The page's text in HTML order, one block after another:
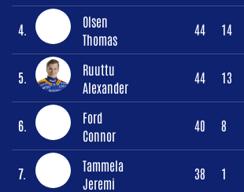
4.
Olsen
Thomas
44 14
5.
Ruuttu
Alexander
44 13
6.
Ford
Connor
40 8
7.
Tammela
Jeremi
38 1